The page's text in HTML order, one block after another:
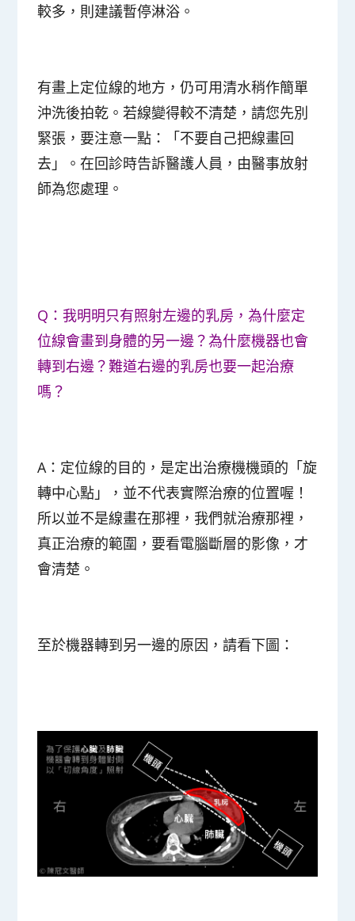
較多，則建議暫停淋浴。
有畫上定位線的地方，仍可用清水稍作簡單
沖洗後拍乾。若線變得較不清楚，請您先別
緊張，要注意一點：「不要自己把線畫回
去」
。在回診時告訴醫護人員，由醫事放射
師為您處理。
Q：我明明只有照射左邊的乳房，為什麼定
位線會畫到身體的另一邊？為什麼機器也會
轉到右邊？難道右邊的乳房也要一起治療
嗎？
A：定位線的目的，是定出治療機機頭的「旋
轉中心點」，並不代表實際治療的位置喔！
所以並不是線畫在那裡，我們就治療那裡，
真正治療的範圍，要看電腦斷層的影像，才
會清楚。
至於機器轉到另一邊的原因，請看下圖：